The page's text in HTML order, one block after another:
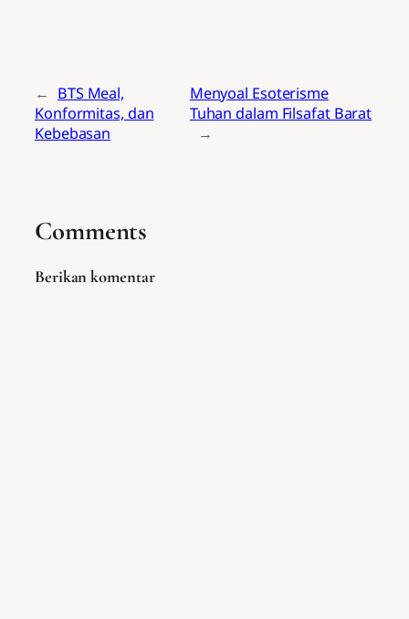
← BTS Meal,
Konformitas, dan
Kebebasan
Menyoal Esoterisme
Tuhan dalam Filsafat Barat
→
Comments
Berikan komentar